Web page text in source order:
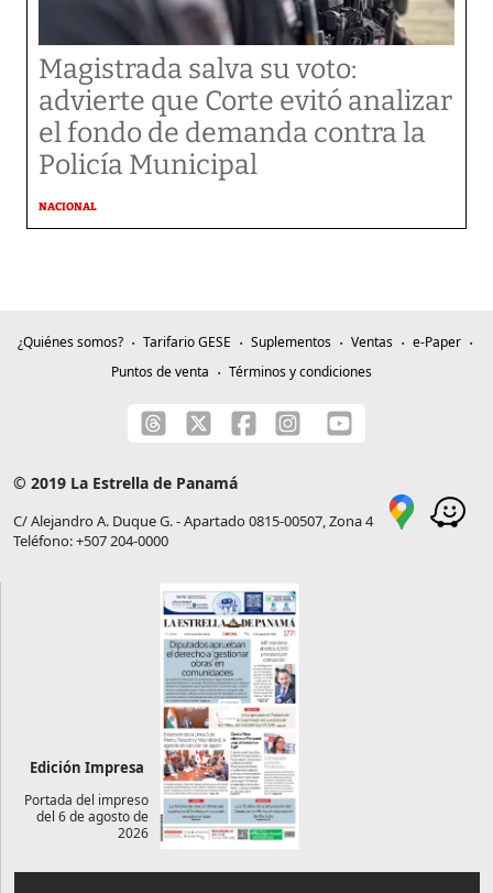
Magistrada salva su voto:
advierte que Corte evitó analizar
el fondo de demanda contra la
Policía Municipal
NACIONAL
¿Quiénes somos? Tarifario GESE Suplementos Ventas
e-Paper
Puntos de venta
Términos y condiciones
© 2019 La Estrella de Panamá
C/ Alejandro A. Duque G. - Apartado 0815-00507, Zona 4
Teléfono: +507 204-0000
Edición Impresa
Portada del impreso
del 6 de agosto de
2026